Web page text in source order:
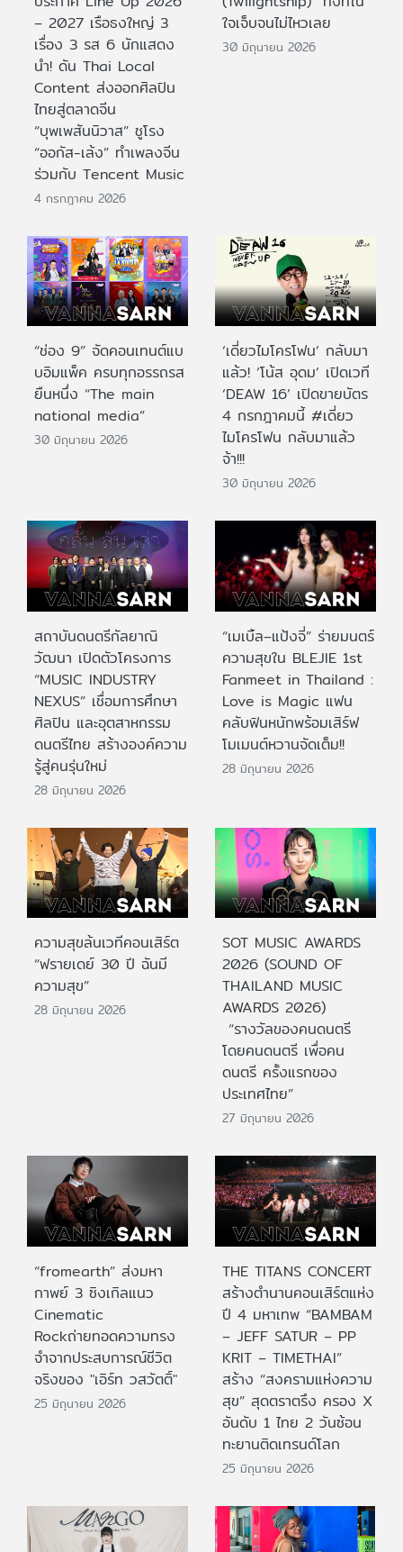
– 2027 เรือธงใหญ่ 3
เรื่อง 3 รส 6 นักแสดง
นำ! ดัน Thai Local
Content ส่งออกศิลปิน
ไทยสู่ตลาดจีน
“บุพเพสันนิวาส” ชูโรง
“ออกัส-เล้ง” ทำเพลงจีน
ร่วมกับ Tencent Music
4 กรกฎาคม 2026
ใจเจ็บจนไม่ไหวเลย
30 มิถุนายน 2026
“ช่อง 9” จัดคอนเทนต์แบ
บอิมแพ็ค ครบทุกอรรถรส
ยืนหนึ่ง “The main
national media”
30 มิถุนายน 2026
‘เดี่ยวไมโครโฟน’ กลับมา
แล้ว! ‘โน้ส อุดม’ เปิดเวที
‘DEAW 16’ เปิดขายบัตร
4 กรกฎาคมนี้ #เดี่ยว
ไมโครโฟน กลับมาแล้ว
จ้า!!!
30 มิถุนายน 2026
สถาบันดนตรีกัลยาณิ
วัฒนา เปิดตัวโครงการ
“MUSIC INDUSTRY
NEXUS” เชื่อมการศึกษา
ศิลปิน และอุตสาหกรรม
ดนตรีไทย สร้างองค์ความ
รู้สู่คนรุ่นใหม่
28 มิถุนายน 2026
“เมเบิ้ล–แป้งจี่” ร่ายมนตร์
ความสุขใน BLEJIE 1st
Fanmeet in Thailand :
Love is Magic แฟน
คลับฟินหนักพร้อมเสิร์ฟ
โมเมนต์หวานจัดเต็ม!!
28 มิถุนายน 2026
ความสุขล้นเวทีคอนเสิร์ต
“ฟรายเดย์ 30 ปี ฉันมี
ความสุข”
28 มิถุนายน 2026
SOT MUSIC AWARDS
2026 (SOUND OF
THAILAND MUSIC
AWARDS 2026)
“รางวัลของคนดนตรี
โดยคนดนตรี เพื่อคน
ดนตรี ครั้งแรกของ
ประเทศไทย”
27 มิถุนายน 2026
“fromearth” ส่งมหา
กาพย์ 3 ซิงเกิลแนว
Cinematic
Rockถ่ายทอดความทรง
จำจากประสบการณ์ชีวิต
จริงของ "เอิร์ท วสวัตติ์"
25 มิถุนายน 2026
THE TITANS CONCERT
สร้างตำนานคอนเสิร์ตแห่ง
ปี 4 มหาเทพ “BAMBAM
– JEFF SATUR – PP
KRIT – TIMETHAI”
สร้าง “สงครามแห่งความ
สุข” สุดตราตรึง ครอง X
อันดับ 1 ไทย 2 วันซ้อน
ทะยานติดเทรนด์โลก
25 มิถุนายน 2026